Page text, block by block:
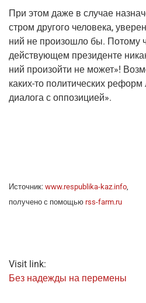
При этом даже в слу­чае
стром дру­го­го чело­ве­ка,
ний не про­изо­шло бы. Пото­му
дей­ству­ю­щем пре­зи­ден­те
ний про­изой­ти не может»!
каких-то поли­ти­че­ских
диа­ло­га с оппозицией».
Источ­ник: www.respublika-kaz.info
полу­че­но с помо­щью rss-farm.ru
Visit link:
Без надеж­ды на перемены